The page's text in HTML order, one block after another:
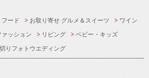
フード お取り寄せ グルメ＆スイーツ
ワイン
ァッション リビング
ベビー・キッズ
りフォトウエディング